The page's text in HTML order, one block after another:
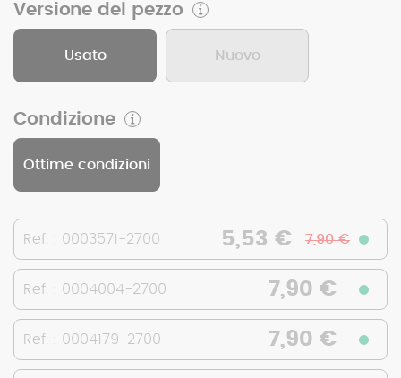
Versione del pezzo
Usato Nuovo
Condizione
Ottime condizioni
Ref. : 0003571-2700 5,53 € 7,90 €
Ref. : 0004004-2700 7,90 €
Ref. : 0004179-2700 7,90 €